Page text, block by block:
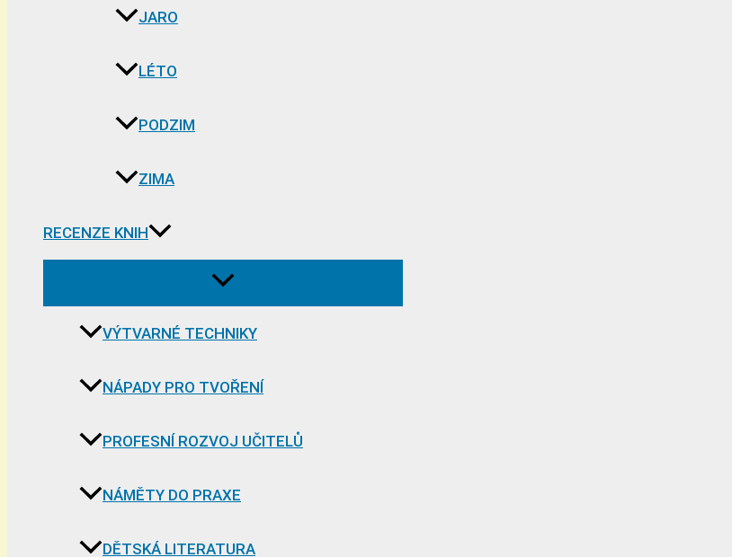
JARO
LÉTO
PODZIM
ZIMA
RECENZE KNIH
VÝTVARNÉ TECHNIKY
NÁPADY PRO TVOŘENÍ
PROFESNÍ ROZVOJ UČITELŮ
NÁMĚTY DO PRAXE
DĚTSKÁ LITERATURA